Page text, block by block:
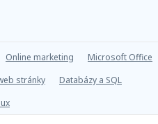
Online marketing
Microsoft Office
stránky
Databázy a SQL